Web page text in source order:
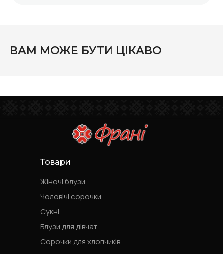
ВАМ МОЖЕ БУТИ ЦІКАВО
Товари
Жіночі блузи
Чоловічі сорочки
Сукні
Блузи для дівчат
Сорочки для хлопчиків